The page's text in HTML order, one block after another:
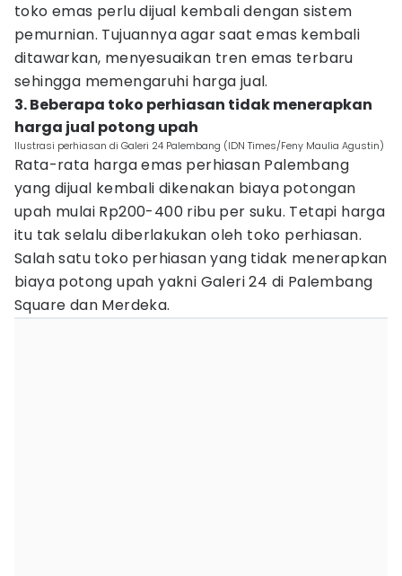
toko emas perlu dijual kembali dengan sistem
pemurnian. Tujuannya agar saat emas kembali
ditawarkan, menyesuaikan tren emas terbaru
sehingga memengaruhi harga jual.
3. Beberapa toko perhiasan tidak menerapkan
harga jual potong upah
Ilustrasi perhiasan di Galeri 24 Palembang (IDN Times/Feny Maulia Agustin)
Rata-rata harga emas perhiasan Palembang
yang dijual kembali dikenakan biaya potongan
upah mulai Rp200-400 ribu per suku. Tetapi harga
itu tak selalu diberlakukan oleh toko perhiasan.
Salah satu toko perhiasan yang tidak menerapkan
biaya potong upah yakni Galeri 24 di Palembang
Square dan Merdeka.